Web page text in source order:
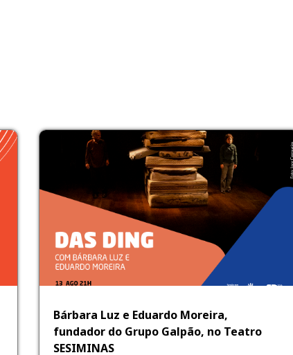
Bárbara Luz e Eduardo Moreira,
fundador do Grupo Galpão, no Teatro
SESIMINAS